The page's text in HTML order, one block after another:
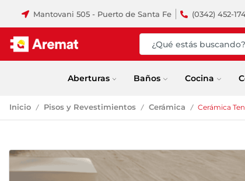
Mantovani 505 - Puerto de Santa Fe (0342) 452-
Aberturas Baños Cocina
Inicio / Pisos y Revestimientos / Cerámica / Cerámica